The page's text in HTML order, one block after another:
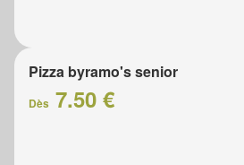
Pizza byramo's senior
Dès 7.50 €